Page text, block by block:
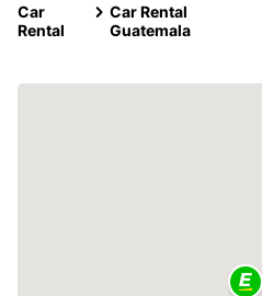
Car
Rental
Car Rental
Guatemala